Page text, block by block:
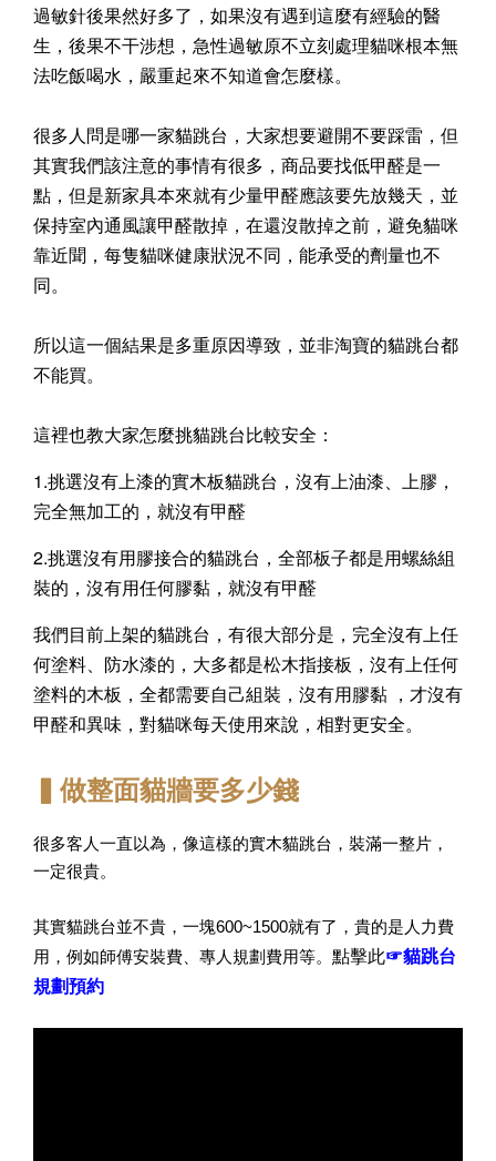
過敏針後果然好多了，如果沒有遇到這麼有經驗的醫
生，後果不干涉想，急性過敏原不立刻處理貓咪根本無
法吃飯喝水，嚴重起來不知道會怎麼樣。
很多人問是哪一家貓跳台，大家想要避開不要踩雷，但
其實我們該注意的事情有很多，商品要找低甲醛是一
點，但是新家具本來就有少量甲醛應該要先放幾天，並
保持室內通風讓甲醛散掉，在還沒散掉之前，避免貓咪
靠近聞，每隻貓咪健康狀況不同，能承受的劑量也不
同。
所以這一個結果是多重原因導致，並非淘寶的貓跳台都
不能買。
這裡也教大家怎麼挑貓跳台比較安全：
1.挑選沒有上漆的實木板貓跳台，沒有上油漆、上膠，
完全無加工的，就沒有甲醛
2.挑選沒有用膠接合的貓跳台，全部板子都是用螺絲組
裝的，沒有用任何膠黏，就沒有甲醛
我們目前上架的貓跳台，有很大部分是，完全沒有上任
何塗料、防水漆的，大多都是松木指接板，沒有上任何
塗料的木板， 全都需要自己組裝，沒有用膠黏 ，才沒有
甲醛和異味，對貓咪每天使用來說，相對更安全。
▍做整面貓牆要多少錢
很多客人一直以為，像這樣的實木貓跳台，裝滿一整片，
一定很貴。
其實貓跳台並不貴，一塊600~1500就有了，貴的是人力費
用，例如師傅安裝費、專人規劃費用等。 點擊此☞貓跳台
規劃預約